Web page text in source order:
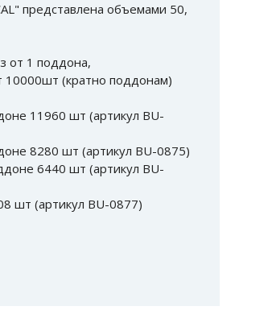
представлена объемами 50,
от 1 поддона,
(кратно поддонам)
11960 шт (артикул BU-
8280 шт (артикул BU-0875)
6440 шт (артикул BU-
шт (артикул BU-0877)